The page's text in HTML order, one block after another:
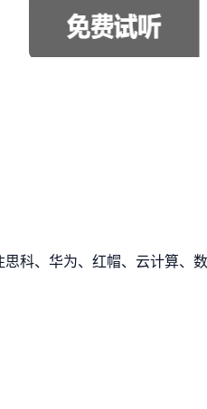
科、华为、红帽、云计算、